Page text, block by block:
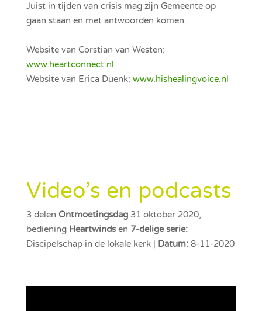
Juist in tijden van crisis mag zijn Gemeente op
gaan staan en met antwoorden komen.
Website van Corstian van Westen:
www.heartconnect.nl
Website van Erica Duenk: www.hishealingvoice.nl
Video’s en podcasts
3 delen Ontmoetingsdag31 oktober 2020,
bediening Heartwinds en 7-delige serie:
Discipelschap in de lokale kerk | Datum:8-11-2020